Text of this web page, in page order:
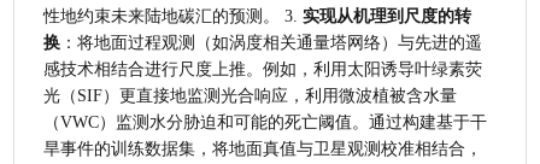
性地约束未来陆地碳汇的预测。 3. 实现从机理到尺度的转
换 ：将地面过程观测（如涡度相关通量塔网络）与先进的遥
感技术相结合进行尺度上推。例如，利用太阳诱导叶绿素荧
光（SIF）更直接地监测光合响应，利用微波植被含水量
（VWC）监测水分胁迫和可能的死亡阈值。通过构建基于干
旱事件的训练数据集，将地面真值与卫星观测校准相结合，